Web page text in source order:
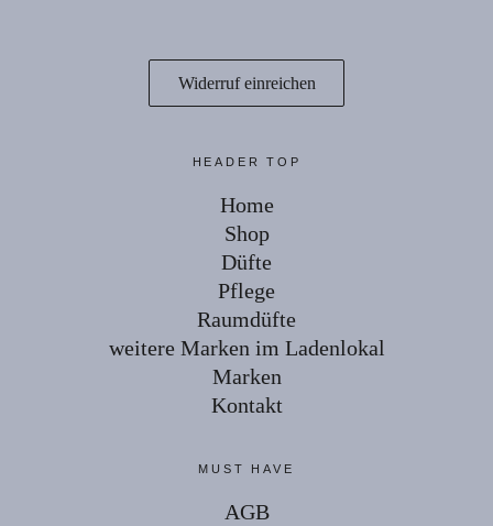
Widerruf einreichen
HEADER TOP
Home
Shop
Düfte
Pflege
Raumdüfte
weitere Marken im Ladenlokal
Marken
Kontakt
MUST HAVE
AGB